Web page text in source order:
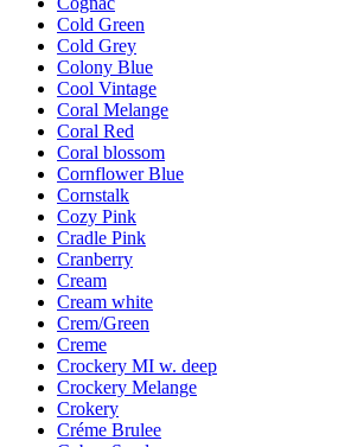
Cold Green
Cold Grey
Colony Blue
Cool Vintage
Coral Melange
Coral Red
Coral blossom
Cornflower Blue
Cornstalk
Cozy Pink
Cradle Pink
Cranberry
Cream
Cream white
Crem/Green
Creme
Crockery MI w. deep
Crockery Melange
Crokery
Créme Brulee